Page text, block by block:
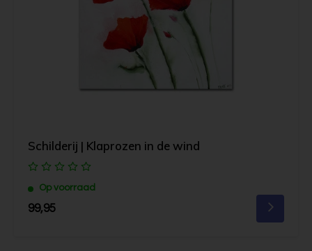
Schilderij | Klaprozen in de wind
Op voorraad
99,95